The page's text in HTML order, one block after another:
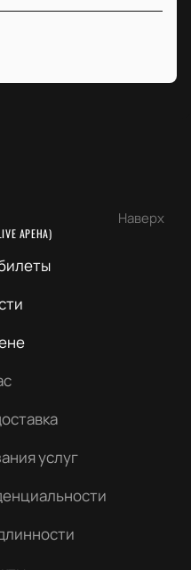
Наверх
АРЕНА)
услуг